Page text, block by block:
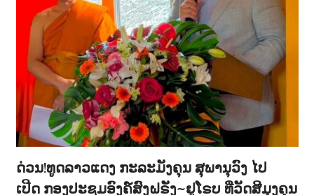
ດ່ວນ!ທູດລາວແດງ ກະລະມັງຄຸນ ສຸພານຸວົງ ໄປ
ເປີດ ກອງປະຊູມອົງຄ໌ສົງຝຣັ່ງ~ຢູໂຣບ ທີ່ວັດສີມຸງຄຸນ